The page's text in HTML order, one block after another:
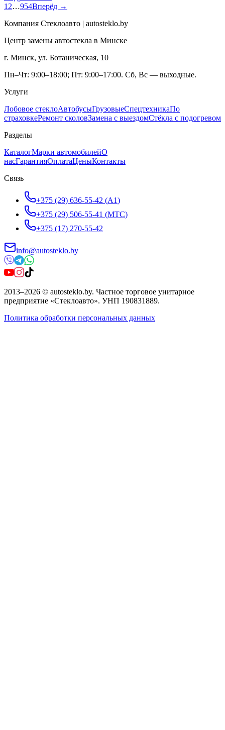
1 2…954Вперёд →
Компания Стеклоавто | autosteklo.by
Центр замены автостекла в Минске
г. Минск, ул. Ботаническая, 10
Пн–Чт: 9:00–18:00; Пт: 9:00–17:00. Сб, Вс — выходные.
Услуги
Лобовое стеклоАвтобусыГрузовыеСпецтехникаПо
страховкеРемонт сколовЗамена с выездомСтёкла с подогревом
Разделы
КаталогМарки автомобилейО
насГарантияОплатаЦеныКонтакты
Связь
+375 (29) 636-55-42 (A1)
+375 (29) 506-55-41 (МТС)
+375 (17) 270-55-42
info@autosteklo.by
2013–2026 © autosteklo.by. Частное торговое унитарное
предприятие «Стеклоавто». УНП 190831889.
Политика обработки персональных данных